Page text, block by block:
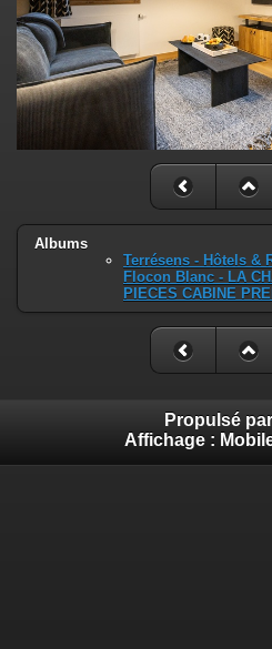
Albums
Terrésens - Hôtels &
Flocon Blanc - LA
PIECES CABINE
Propulsé par
Affichage :